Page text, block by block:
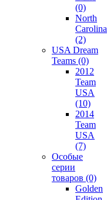
(0)
North
Carolina
(2)
USA Dream
Teams (0)
2012
Team
USA
(10)
2014
Team
USA
(7)
Особые
серии
товаров (0)
Golden